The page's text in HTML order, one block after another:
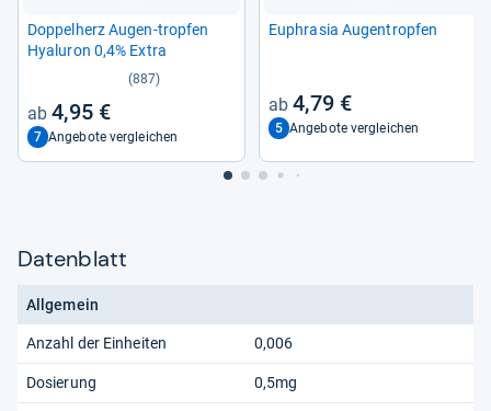
Dop­pel­herz Augen-​trop­fen
Hyalu­ron 0,4% Extra
(887)
4,95 €
7 Angebote vergleichen
Euphra­sia Augen­trop­fen
4,79 €
5 Angebote vergleichen
Datenblatt
Allgemein
Anzahl der Einheiten 0,006
Dosierung 0,5mg